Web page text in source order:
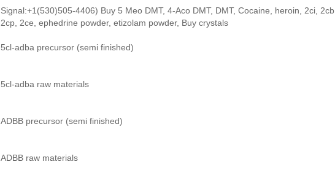
Signal:+1(530)505-4406) Buy 5 Meo DMT, 4-Aco DMT, DMT, Cocaine, heroin, 2ci, 2cb,
2cp, 2ce, ephedrine powder, etizolam powder, Buy crystals
5cl-adba precursor (semi finished)
5cl-adba raw materials
ADBB precursor (semi finished)
ADBB raw materials